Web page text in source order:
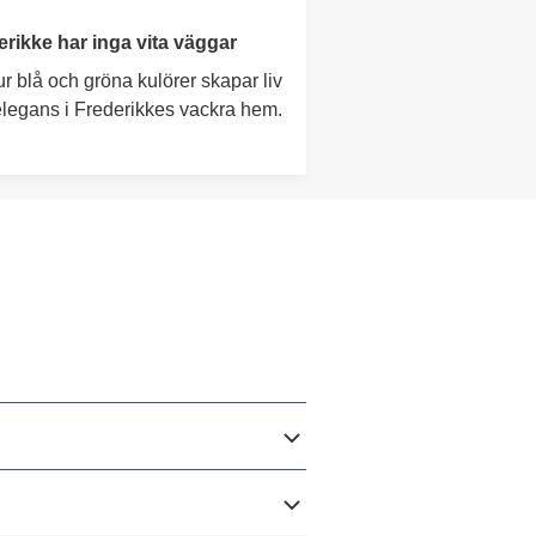
har inga vita väggar
blå och gröna kulörer skapar liv
i Frederikkes vackra hem.